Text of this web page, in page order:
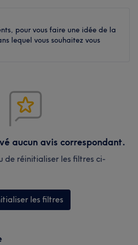
pour vous faire une idée de la
lequel vous souhaitez vous
aucun avis correspondant.
de réinitialiser les filtres ci-
les filtres